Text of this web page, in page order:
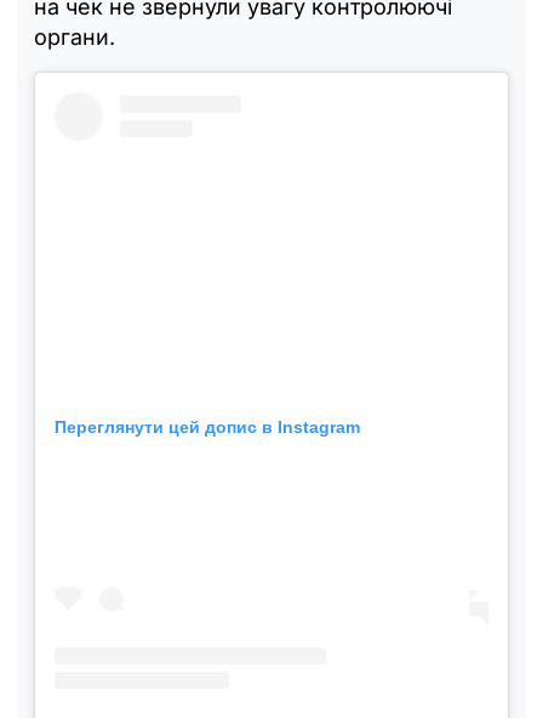
на чек не звернули увагу контролюючі
органи.
Переглянути цей допис в Instagram